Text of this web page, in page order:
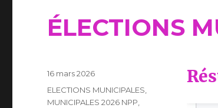
ÉLECTIONS
Publié
16 mars 2026
Catégories
ELECTIONS MUNICIPALES
MUNICIPALES 2026 NPP